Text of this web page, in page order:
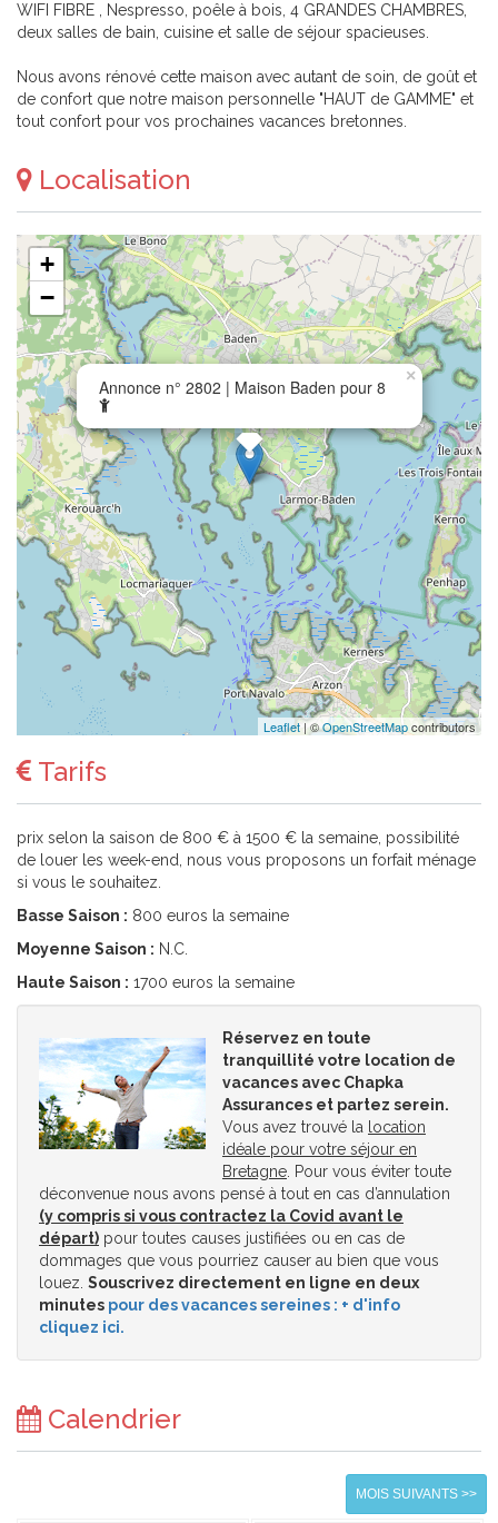
WIFI FIBRE , Nespresso, poêle à bois, 4 GRANDES CHAMBRES,
deux salles de bain, cuisine et salle de séjour spacieuses.
Nous avons rénové cette maison avec autant de soin, de goût et
de confort que notre maison personnelle "HAUT de GAMME" et
tout confort pour vos prochaines vacances bretonnes.
Localisation
Annonce n° 2802 | Maison Baden pour 8
×
+
−
Leaflet| ©OpenStreetMapcontributors
Tarifs
prix selon la saison de 800 € à 1500 € la semaine, possibilité
de louer les week-end, nous vous proposons un forfait ménage
si vous le souhaitez.
Basse Saison : 800 euros la semaine
Moyenne Saison : N.C.
Haute Saison : 1700 euros la semaine
Réservez en toute
tranquillité votre location de
vacances avec Chapka
Assurances et partez serein.
Vous avez trouvé la
location
idéale pour votre séjour en
Bretagne . Pour vous éviter toute
déconvenue nous avons pensé à tout en cas d’annulation
(y compris si vous contractez la Covid avant le
départ) pour toutes causes justifiées ou en cas de
dommages que vous pourriez causer au bien que vous
louez. Souscrivez directement en ligne en deux
minutes pour des vacances sereines : + d'info
cliquez ici.
Calendrier
MOIS SUIVANTS >>